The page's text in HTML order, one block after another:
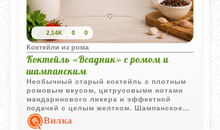
2,14K 0 0
Коктейли из рома
Коктейль «Всадник» с ромом и
шампанским
Необычный старый коктейль с плотным
ромовым вкусом, цитрусовыми нотами
мандаринового ликера и эффектной
подачей с целым желтком. Шампанское
делает напиток более легким и игристым,
а пить его принято быстро, не
Вилка